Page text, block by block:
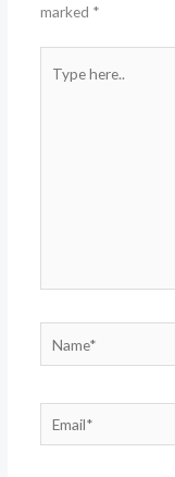
marked *
here..
Name*
Email*